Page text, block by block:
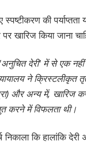
की पर्याप्तता
खारिज किया जाना
देरी' में से एक
ने क्रिस्टलीकृत
और अन्य में, खारिज
करने में विफलता थी।
निकाला कि हालांकि